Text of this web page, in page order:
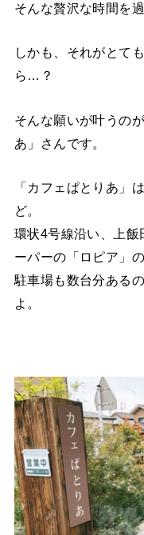
そんな贅沢な時間を
しかも、それがとて
ら…？
そんな願いが叶うの
あ」さんです。
「カフェぱとりあ」
ど。
環状4号線沿い、上飯
ーパーの「ロピア」
駐車場も数台分ある
よ。